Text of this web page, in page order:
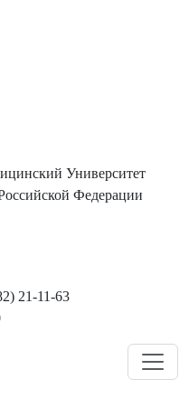
Университет
Федерации
21-11-63